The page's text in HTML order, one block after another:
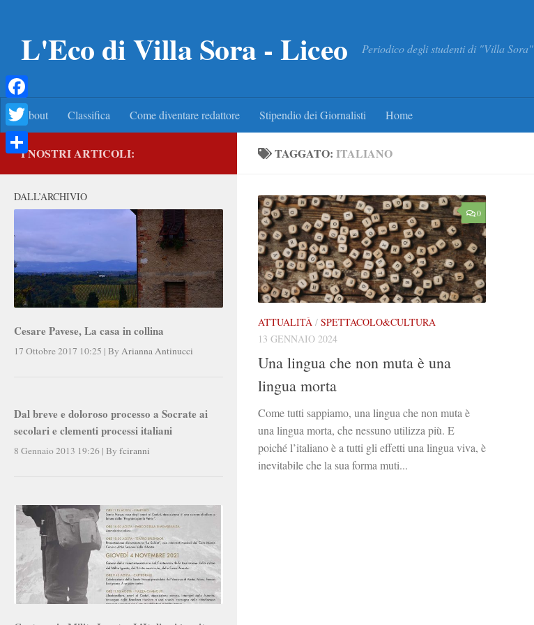
L'Eco di Villa Sora - Liceo Periodico degli studenti di "Villa Sora"
About Classifica Come diventare redattore Stipendio dei Giornalisti Home
TAGGATO: ITALIANO
0
ATTUALITÀ / SPETTACOLO&CULTURA
13 GENNAIO 2024
Una lingua che non muta è una
lingua morta
Come tutti sappiamo, una lingua che non muta è
una lingua morta, che nessuno utilizza più. E
poiché l’italiano è a tutti gli effetti una lingua viva, è
inevitabile che la sua forma muti...
I NOSTRI ARTICOLI:
DALL’ARCHIVIO
Cesare Pavese, La casa in collina
17 Ottobre 2017 10:25 | By Arianna Antinucci
Dal breve e doloroso processo a Socrate ai
secolari e clementi processi italiani
8 Gennaio 2013 19:26 | By fciranni
Facebook
Twitter